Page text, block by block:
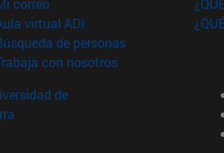
correo
virtual ADI (abre en nueva
de personas(abre en nueva
con nosotros(abre en nueva
de